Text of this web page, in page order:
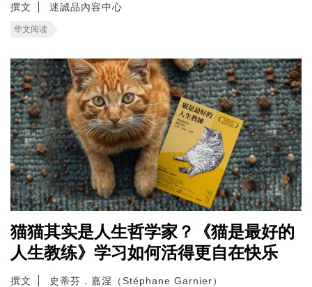
撰文 迷誠品內容中心
华文阅读
猫猫其实是人生哲学家？《猫是最好的
人生教练》学习如何活得更自在快乐
撰文 史蒂芬．嘉涅（Stéphane Garnier）